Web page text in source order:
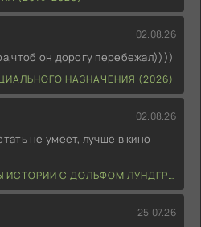
02.08.26
он дорогу перебежал))))
НАЗНАЧЕНИЯ (2026)
02.08.26
не умеет, лучше в кино
С ДОЛЬФОМ ЛУНДГРЕНОМ (2026)
25.07.26